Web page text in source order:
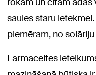
rokām un citām ādas
saules staru
piemēram, no
Farmaceites